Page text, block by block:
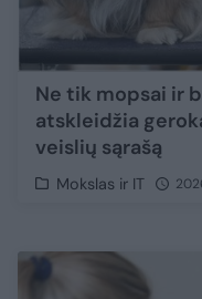
Ne tik mopsai ir
atskleidžia
veislių sąrašą
Mokslas ir IT